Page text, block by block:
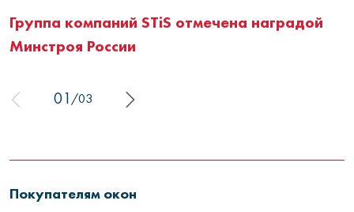
Группа компаний STiS отмечена наградой
Минстроя России
01 /03
Покупателям окон